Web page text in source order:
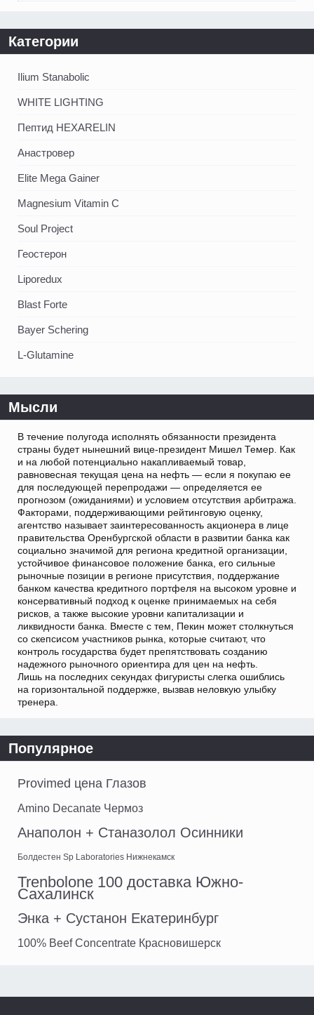
Категории
Ilium Stanabolic
WHITE LIGHTING
Пептид HEXARELIN
Анастровер
Elite Mega Gainer
Magnesium Vitamin C
Soul Project
Геостерон
Liporedux
Blast Forte
Bayer Schering
L-Glutamine
Мысли
В течение полугода исполнять обязанности президента
страны будет нынешний вице-президент Мишел Темер. Как
и на любой потенциально накапливаемый товар,
равновесная текущая цена на нефть — если я покупаю ее
для последующей перепродажи — определяется ее
прогнозом (ожиданиями) и условием отсутствия арбитража.
Факторами, поддерживающими рейтинговую оценку,
агентство называет заинтересованность акционера в лице
правительства Оренбургской области в развитии банка как
социально значимой для региона кредитной организации,
устойчивое финансовое положение банка, его сильные
рыночные позиции в регионе присутствия, поддержание
банком качества кредитного портфеля на высоком уровне и
консервативный подход к оценке принимаемых на себя
рисков, а также высокие уровни капитализации и
ликвидности банка. Вместе с тем, Пекин может столкнуться
со скепсисом участников рынка, которые считают, что
контроль государства будет препятствовать созданию
надежного рыночного ориентира для цен на нефть.
Лишь на последних секундах фигуристы слегка ошиблись
на горизонтальной поддержке, вызвав неловкую улыбку
тренера.
Популярное
Provimed цена Глазов
Amino Decanate Чермоз
Анаполон + Станазолол Осинники
Болдестен Sp Laboratories Нижнекамск
Trenbolone 100 доставка Южно-
Сахалинск
Энка + Сустанон Екатеринбург
100% Beef Concentrate Красновишерск